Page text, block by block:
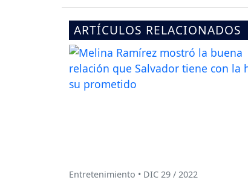
ARTÍCULOS RELACIONADOS
Entretenimiento • DIC 29 / 2022